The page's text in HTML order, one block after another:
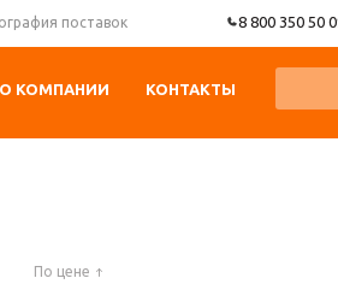
поставок 8 800 350 50
О КОМПАНИИ КОНТАКТЫ
По цене